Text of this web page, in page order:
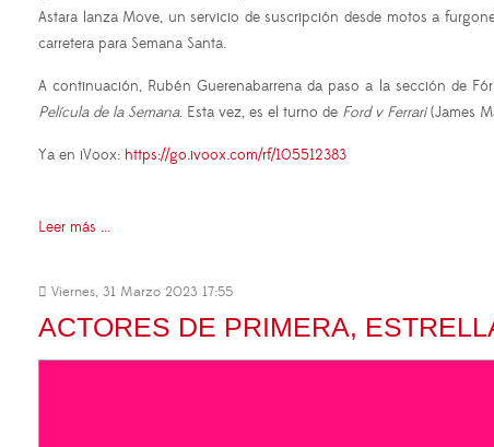
Astara lanza Move, un servicio de suscripción desde motos a
carretera para Semana Santa.
A continuación, Rubén Guerenabarrena da paso a la sección de
Película de la Semana. Esta vez, es el turno de Ford v Ferrari(James
Ya en iVoox: https://go.ivoox.com/rf/105512383
Leer más ...
Viernes, 31 Marzo 2023 17:55
ACTORES DE PRIMERA,